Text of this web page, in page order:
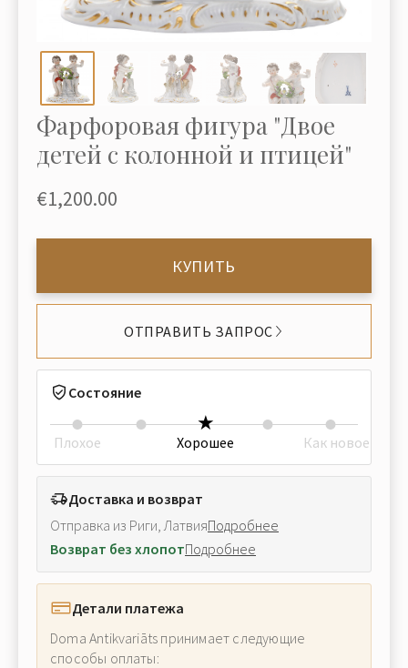
Фарфоровая фигура "Двое
детей с колонной и птицей"
€1,200.00
КУПИТЬ
ОТПРАВИТЬ ЗАПРОС
Состояние
Плохое Хорошее Как новое
Доставка и возврат
Отправка из Риги, ЛатвияПодробнее
Возврат без хлопотПодробнее
Детали платежа
Doma Antikvariāts принимает следующие
способы оплаты: